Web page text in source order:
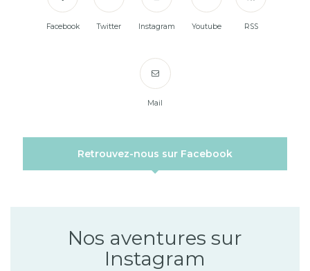
Facebook Twitter Instagram Youtube RSS
Mail
Retrouvez-nous sur Facebook
Nos aventures sur
Instagram